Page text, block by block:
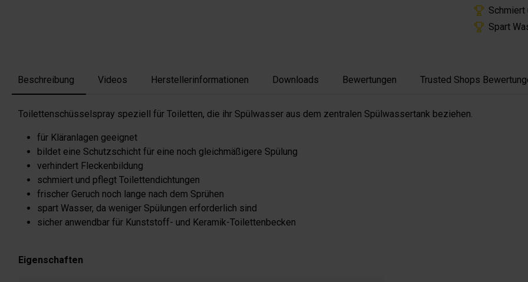
Spart
Beschreibung Videos Herstellerinformationen Downloads Bewertungen Trusted Shops
Toilettenschüsselspray speziell für Toiletten, die ihr Spülwasser aus dem zentralen Spülwassertank beziehen.
für Kläranlagen geeignet
bildet eine Schutzschicht für eine noch gleichmäßigere Spülung
verhindert Fleckenbildung
schmiert und pflegt Toilettendichtungen
frischer Geruch noch lange nach dem Sprühen
spart Wasser, da weniger Spülungen erforderlich sind
sicher anwendbar für Kunststoff- und Keramik-Toilettenbecken
Eigenschaften